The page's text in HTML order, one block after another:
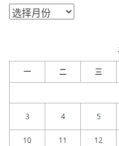
文
章
一 二 三
3 4 5
10 11 12